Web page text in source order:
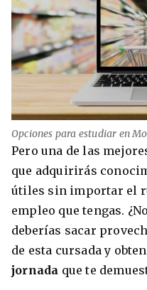
Opciones para estudiar en
Pero una de las
que adquirirás
útiles sin importar el
empleo que tengas.
deberías sacar
de esta cursada y
jornada que te